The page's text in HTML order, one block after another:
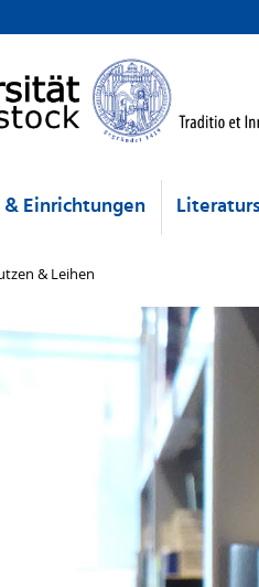
Einrichtungen
& Leihen